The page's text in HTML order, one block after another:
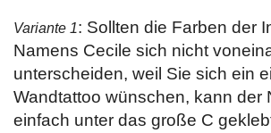
Variante 1: Sollten die Farben der
Namens Cecile sich nicht
unterscheiden, weil Sie sich ein
Wandtattoo wünschen, kann der
einfach unter das große C